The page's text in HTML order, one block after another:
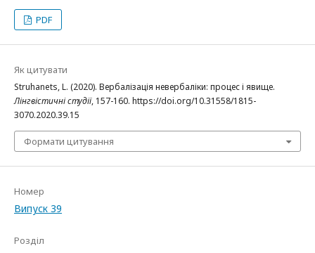
PDF
Як цитувати
Struhanets, L. (2020). Вербалізація невербаліки: процес і явище.
Лінгвістичні студії, 157-160. https://doi.org/10.31558/1815-
3070.2020.39.15
Формати цитування
Номер
Випуск 39
Розділ